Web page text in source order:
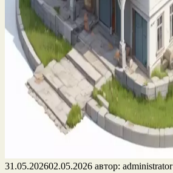
31.05.202602.05.2026 автор: administrator